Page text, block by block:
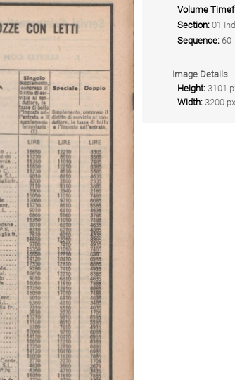
Volume
Section: 01
Sequence: 60
Image Details
Height: 3101
Width: 3200 px